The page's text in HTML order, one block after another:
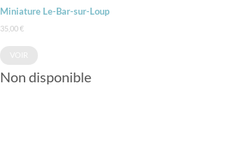
Miniature Le-Bar-sur-Loup
35,00€
Non disponible